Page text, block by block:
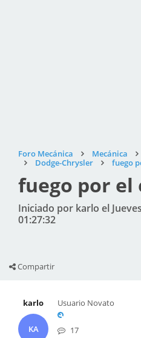
Foro Mecánica Mecánica
Dodge-Chrysler
fuego
fuego por el
Iniciado por karlo el
01:27:32
Compartir
karlo
KA
Usuario Novato
17